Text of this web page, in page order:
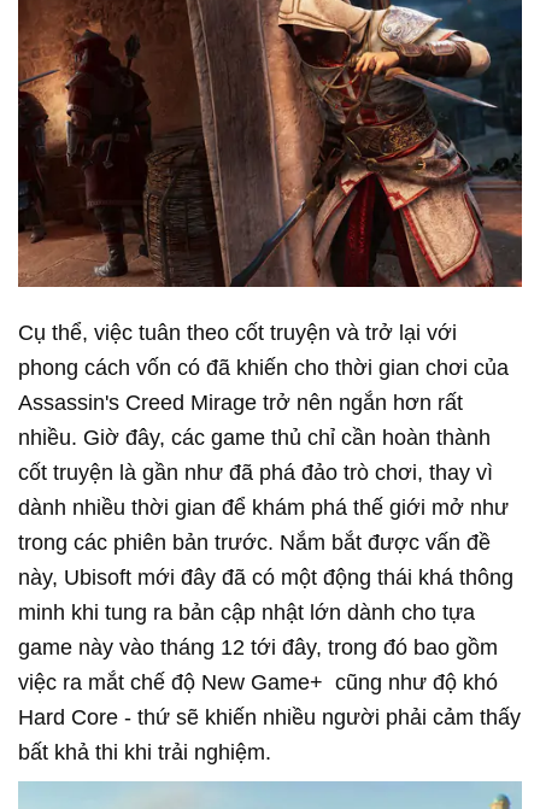
Cụ thể, việc tuân theo cốt truyện và trở lại với
phong cách vốn có đã khiến cho thời gian chơi của
Assassin's Creed Mirage trở nên ngắn hơn rất
nhiều. Giờ đây, các game thủ chỉ cần hoàn thành
cốt truyện là gần như đã phá đảo trò chơi, thay vì
dành nhiều thời gian để khám phá thế giới mở như
trong các phiên bản trước. Nắm bắt được vấn đề
này, Ubisoft mới đây đã có một động thái khá thông
minh khi tung ra bản cập nhật lớn dành cho tựa
game này vào tháng 12 tới đây, trong đó bao gồm
việc ra mắt chế độ New Game+ cũng như độ khó
Hard Core - thứ sẽ khiến nhiều người phải cảm thấy
bất khả thi khi trải nghiệm.